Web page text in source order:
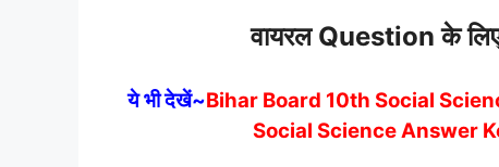
वायरल Question के
ये भी देखें~Bihar Board 10th Social
Social Science Answer